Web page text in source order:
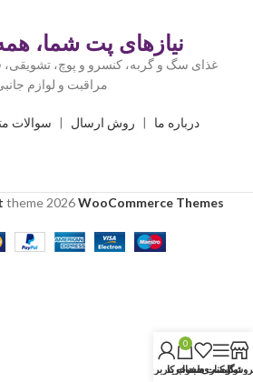
نیازهای پت شما،
غذای سگ و گربه، کنسرو و پوچ، تشویقی،
مراقبت و لوازم
درباره ما روش ارسال سوالات
theme2026WooCommerce Themes
نوار کناری
لیست دلخواه
0
سبد خرید
حساب کاربری من